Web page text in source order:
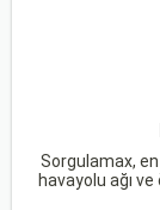
Sorgulamax,
havayolu ağı